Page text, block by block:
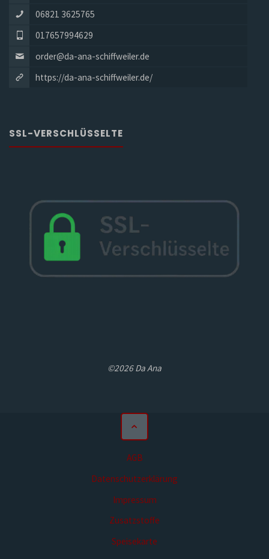
06821 3625765
017657994629
order@da-ana-schiffweiler.de
https://da-ana-schiffweiler.de/
SSL-VERSCHLÜSSELTE
©2026 Da Ana
AGB
Datenschutzerklärung
Impressum
Zusatzstoffe
Speisekarte